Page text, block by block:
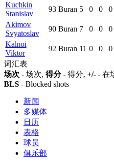
Kuchkin
Stanislav
93 Buran 5 0 0 0
Akimov
Svyatoslav
90 Buran 7 0 0 0
Kalnoi
Viktor
92 Buran 11 0 0 0
词汇表
场次 - 场次, 得分- 得分, +/- - 在
BLS - Blocked shots
新闻
多媒体
日历
表格
球员
俱乐部